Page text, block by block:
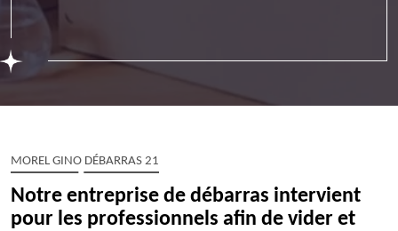
MOREL GINO DÉBARRAS 21
Notre entreprise de débarras intervient
pour les professionnels afin de vider et